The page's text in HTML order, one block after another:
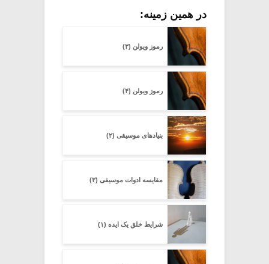
در همین زمینه:
رموز ویولن (۳)
رموز ویولن (۴)
بنیادهای موسیقی (۲)
مقایسه ادوات موسیقی (۳)
شرایط خلق یک ایده (۱)